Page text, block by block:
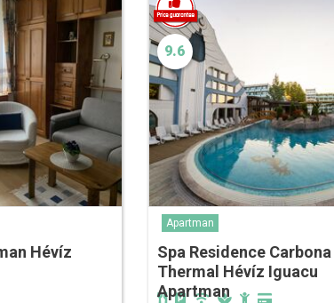
Hévíz
9.6
Apartman
Spa Residence Carbona
Thermal Hévíz Iguacu
Apartman